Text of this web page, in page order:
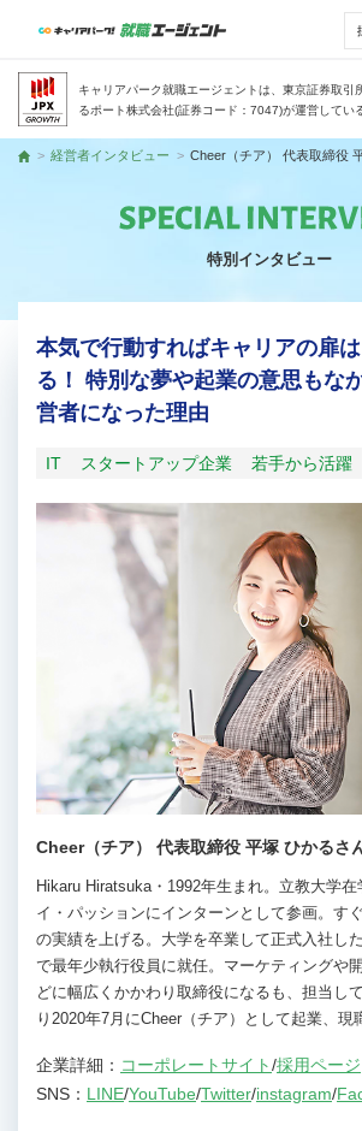
キャリアパーク就職エージェントは、東京証券取引
るポート株式会社(証券コード：7047)が運営してい
トップ
経営者インタビュー Cheer（チア） 代表取締役
特別インタビュー
本気で行動すればキャリアの扉
る！ 特別な夢や起業の意思もな
営者になった理由
IT スタートアップ企業 若手から活躍
Cheer（チア） 代表取締役 平塚 ひかるさ
Hikaru Hiratsuka・1992年生まれ。立教大学在
イ・パッションにインターンとして参画。す
の実績を上げる。大学を卒業して正式入社し
で最年少執行役員に就任。マーケティングや
どに幅広くかかわり取締役になるも、担当し
り2020年7月にCheer（チア）として起業、現
企業詳細： コーポレートサイト/採用ページ
SNS： LINE/YouTube/Twitter/instagram/